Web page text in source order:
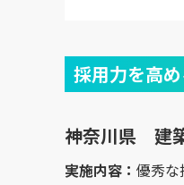
採用力を高
神奈川県 建
実施内容： 優秀な